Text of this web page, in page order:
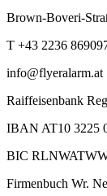
Brown-Boveri-
T +43 2236
info@flyeralarm.at
Raiffeisenbank
IBAN AT10 3225
BIC
Firmenbuch Wr.